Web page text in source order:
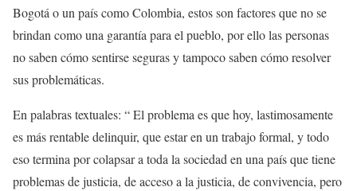
Bogotá o un país como Colombia, estos son factores que no se
brindan como una garantía para el pueblo, por ello las personas
no saben cómo sentirse seguras y tampoco saben cómo resolver
sus problemáticas.
En palabras textuales: “ El problema es que hoy, lastimosamente
es más rentable delinquir, que estar en un trabajo formal, y todo
eso termina por colapsar a toda la sociedad en una país que tiene
problemas de justicia, de acceso a la justicia, de convivencia, pero